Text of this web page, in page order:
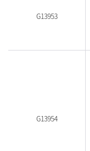
G13953
G13954